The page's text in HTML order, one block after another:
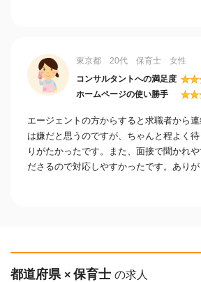
東京都 20代 保育士 女性
コンサルタントへの満足度 ★★
ホームページの使い勝手 ★★
エージェントの方からすると求職者から
は嫌だと思うのですが、ちゃんと程よく
りがたかったです。また、面接で聞かれ
ださるので対応しやすかったです。ありが
都道府県 × 保育士 の求人